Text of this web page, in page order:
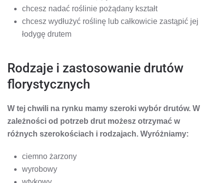
chcesz nadać roślinie pożądany kształt
chcesz wydłużyć roślinę lub całkowicie zastąpić jej
łodygę drutem
Rodzaje i zastosowanie drutów
florystycznych
W tej chwili na rynku mamy szeroki wybór drutów. W
zależności od potrzeb drut możesz otrzymać w
różnych szerokościach i rodzajach. Wyróżniamy:
ciemno żarzony
wyrobowy